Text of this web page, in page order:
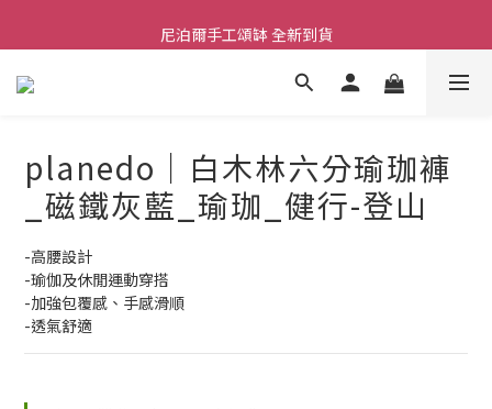
舒壓熱敷枕 全新到貨
尼泊爾手工頌缽 全新到貨
2026  春夏服飾 全新系列到貨
planedo｜白木林六分瑜珈褲
_磁鐵灰藍_瑜珈_健行-登山
-高腰設計
-瑜伽及休閒運動穿搭
-加強包覆感、手感滑順
-透氣舒適